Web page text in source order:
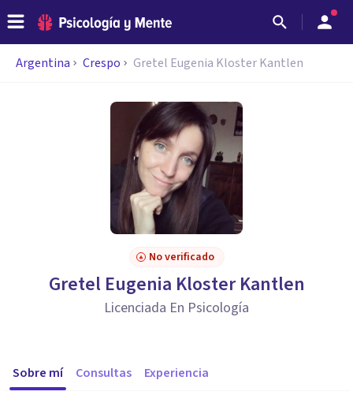
Argentina Crespo Gretel Eugenia Kloster Kantlen
No verificado
Gretel Eugenia Kloster Kantlen
Licenciada En Psicología
Sobre mí Consultas Experiencia